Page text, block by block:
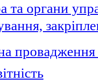
та органи
провадження